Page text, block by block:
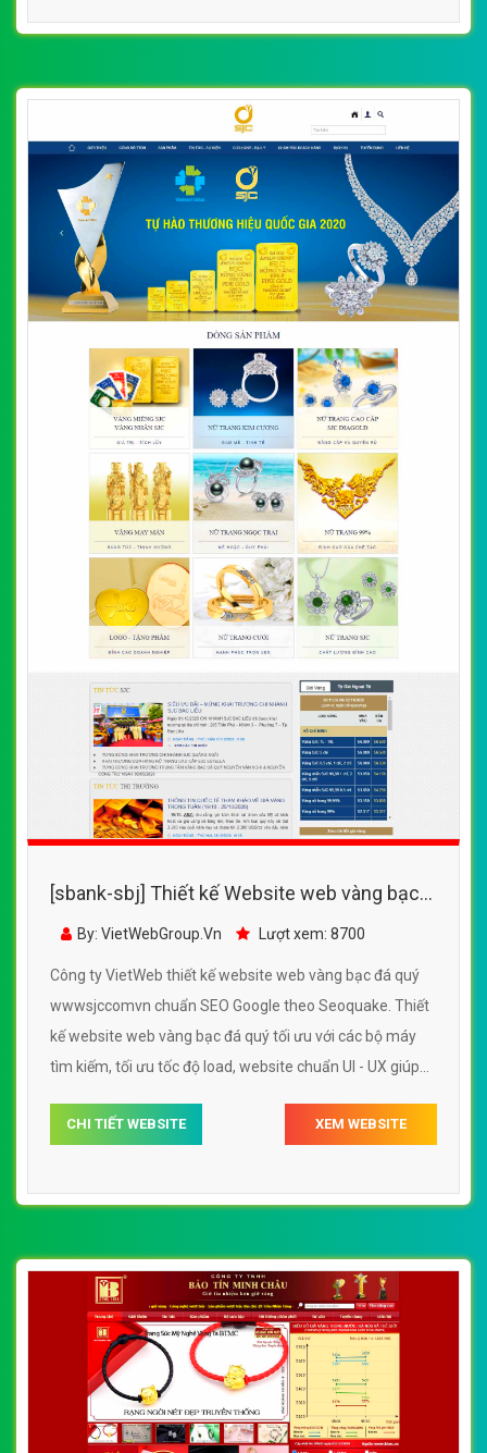
[sbank-sbj] Thiết kế Website web vàng bạc
đá quý - wwwsjccomvn
By: VietWebGroup.Vn Lượt xem: 8700
Công ty VietWeb thiết kế website web vàng bạc đá quý
wwwsjccomvn chuẩn SEO Google theo Seoquake. Thiết
kế website web vàng bạc đá quý tối ưu với các bộ máy
tìm kiếm, tối ưu tốc độ load, website chuẩn UI - UX giúp
đá quý wwwsjccomvn
CHI TIẾT WEBSITE XEM WEBSITE